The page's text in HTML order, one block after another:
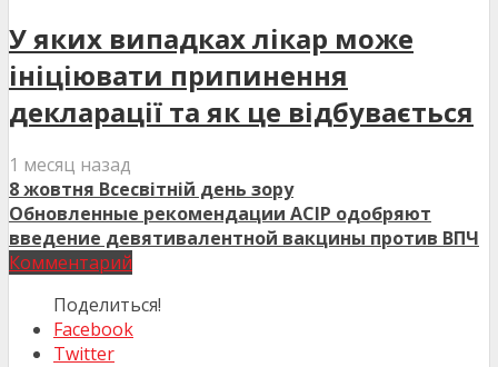
У яких випадках лікар може
ініціювати припинення
декларації та як це відбувається
1 месяц назад
8 жовтня Всесвітній день зору
Обновленные рекомендации ACIP одобряют
введение девятивалентной вакцины против ВПЧ
Комментарий
Поделиться!
Facebook
Twitter